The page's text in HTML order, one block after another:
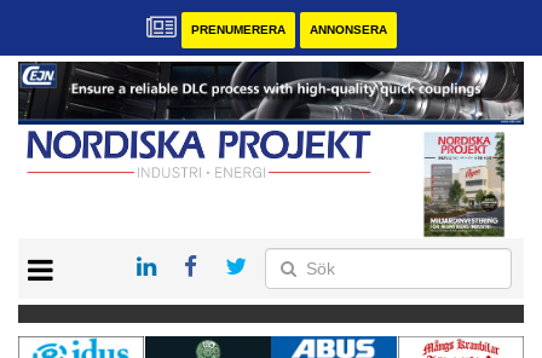
PRENUMERERA ANNONSERA
KONTAKT